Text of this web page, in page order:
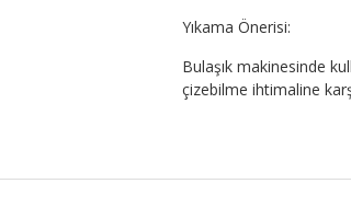
Yıkama Önerisi:
Bulaşık makinesinde
çizebilme ihtimaline